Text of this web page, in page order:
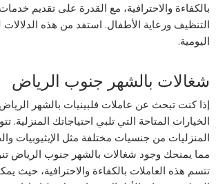
بالكفاءة والاحترافية، مع القدرة على تقديم
التنظيف ورعاية الأطفال. استفد من هذه
اليومية.
شغالات بالشهر جنوب الرياض
إذا كنت تبحث عن عاملات فلبينيات بالشهر
الخيارات المتاحة التي تلبي احتياجاتك المنزلية.
المنزليات من جنسيات مختلفة مثل الإيثيوبيات
مما يمنحك وجود شغالات بالشهر جنوب الرياض
تتسم هذه العاملات بالكفاءة والاحترافية، حيث